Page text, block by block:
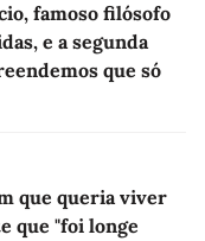
famoso filósofo
e a segunda
que só
que queria viver
que "foi longe